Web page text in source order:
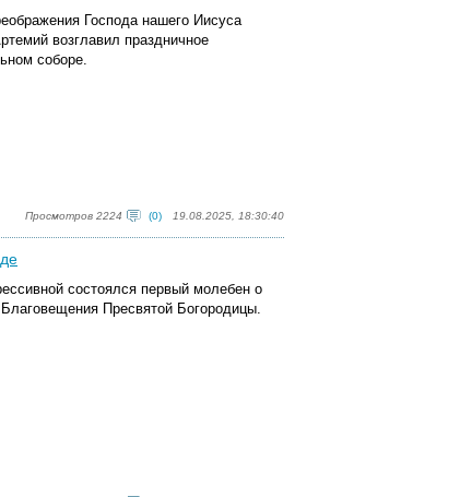
Господа нашего Иисуса
возглавил праздничное
соборе.
Просмотров 2224 (0) 19.08.2025, 18:30:40
состоялся первый молебен о
Пресвятой Богородицы.